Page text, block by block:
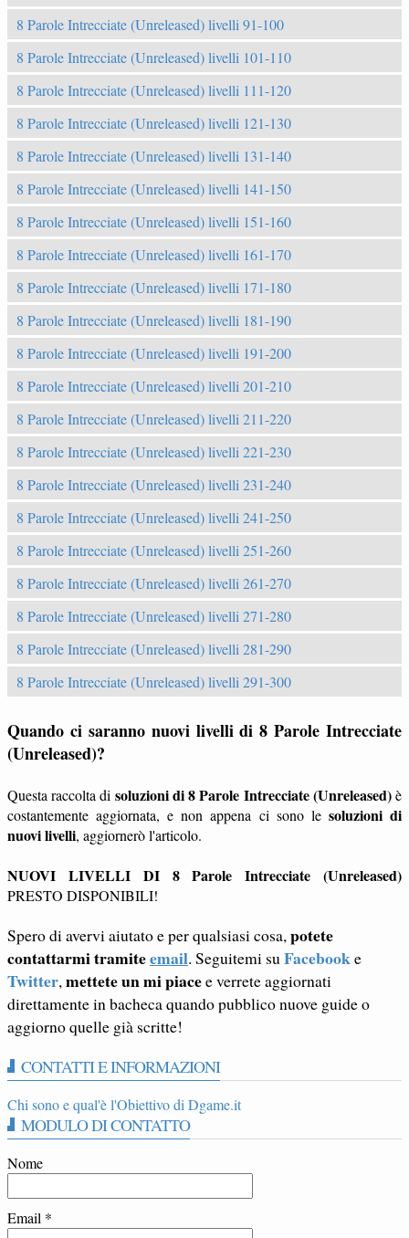
8 Parole Intrecciate (Unreleased) livelli 91-100
8 Parole Intrecciate (Unreleased) livelli 101-110
8 Parole Intrecciate (Unreleased) livelli 111-120
8 Parole Intrecciate (Unreleased) livelli 121-130
8 Parole Intrecciate (Unreleased) livelli 131-140
8 Parole Intrecciate (Unreleased) livelli 141-150
8 Parole Intrecciate (Unreleased) livelli 151-160
8 Parole Intrecciate (Unreleased) livelli 161-170
8 Parole Intrecciate (Unreleased) livelli 171-180
8 Parole Intrecciate (Unreleased) livelli 181-190
8 Parole Intrecciate (Unreleased) livelli 191-200
8 Parole Intrecciate (Unreleased) livelli 201-210
8 Parole Intrecciate (Unreleased) livelli 211-220
8 Parole Intrecciate (Unreleased) livelli 221-230
8 Parole Intrecciate (Unreleased) livelli 231-240
8 Parole Intrecciate (Unreleased) livelli 241-250
8 Parole Intrecciate (Unreleased) livelli 251-260
8 Parole Intrecciate (Unreleased) livelli 261-270
8 Parole Intrecciate (Unreleased) livelli 271-280
8 Parole Intrecciate (Unreleased) livelli 281-290
8 Parole Intrecciate (Unreleased) livelli 291-300
Quando ci saranno nuovi livelli di 8 Parole Intrecciate
(Unreleased)?
Questa raccolta di soluzioni di 8 Parole Intrecciate (Unreleased)è
costantemente aggiornata, e non appena ci sono le soluzioni di
nuovi livelli, aggiornerò l'articolo.
NUOVI LIVELLI DI 8 Parole Intrecciate (Unreleased)
PRESTO DISPONIBILI!
Spero di avervi aiutato e per qualsiasi cosa, potete
contattarmi tramiteemail. Seguitemi su Facebooke
Twitter, mettete un mi piacee verrete aggiornati
direttamente in bacheca quando pubblico nuove guide o
aggiorno quelle già scritte!
CONTATTI E INFORMAZIONI
Chi sono e qual'è l'Obiettivo di Dgame.it
MODULO DI CONTATTO
Nome
Email *